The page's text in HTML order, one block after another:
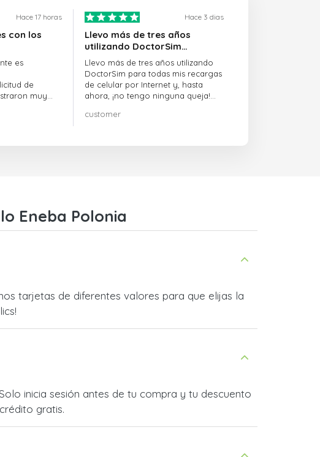
Hace 17 horas
con los
es
de
muy
y lograron
Hace 3 dias
Llevo más de tres años
utilizando DoctorSim…
Llevo más de tres años utilizando
DoctorSim para todas mis recargas
de celular por Internet y, hasta
ahora, ¡no tengo ninguna queja!
customer
Eneba Polonia
tarjetas de diferentes valores para que elijas la
inicia sesión antes de tu compra y tu descuento
gratis.